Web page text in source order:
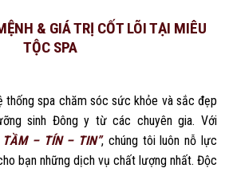
& GIÁ TRỊ CỐT LÕI TẠI MIÊU
TỘC SPA
thống spa chăm sóc sức khỏe và sắc đẹp
sinh Đông y từ các chuyên gia. Với
– TÍN – TIN”, chúng tôi luôn nỗ lực
bạn những dịch vụ chất lượng nhất. Độc